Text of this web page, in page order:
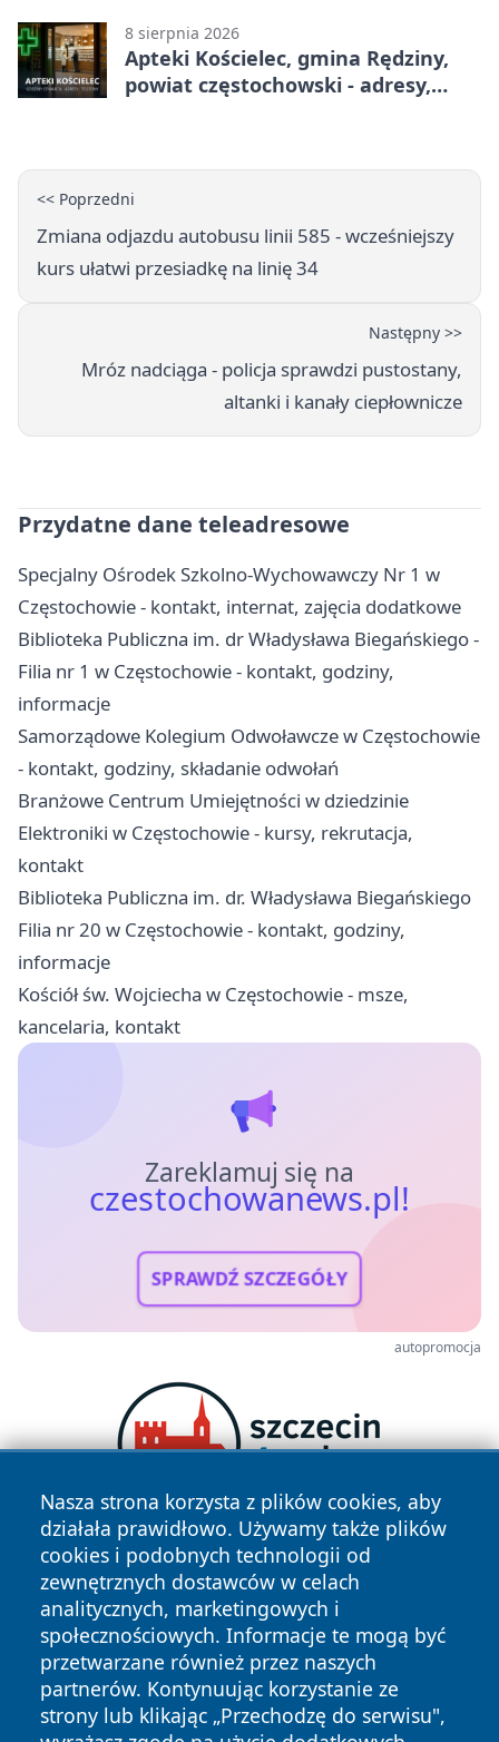
8 sierpnia 2026
Apteki Kościelec, gmina Rędziny,
powiat częstochowski - adresy,
<< Poprzedni
Zmiana odjazdu autobusu linii 585 - wcześniejszy
kurs ułatwi przesiadkę na linię 34
Następny >>
Mróz nadciąga - policja sprawdzi pustostany,
altanki i kanały ciepłownicze
Przydatne dane teleadresowe
Specjalny Ośrodek Szkolno-Wychowawczy Nr 1 w
Częstochowie - kontakt, internat, zajęcia dodatkowe
Biblioteka Publiczna im. dr Władysława Biegańskiego -
Filia nr 1 w Częstochowie - kontakt, godziny,
informacje
Samorządowe Kolegium Odwoławcze w Częstochowie
- kontakt, godziny, składanie odwołań
Branżowe Centrum Umiejętności w dziedzinie
Elektroniki w Częstochowie - kursy, rekrutacja,
kontakt
Biblioteka Publiczna im. dr. Władysława Biegańskiego
Filia nr 20 w Częstochowie - kontakt, godziny,
informacje
Kościół św. Wojciecha w Częstochowie - msze,
kancelaria, kontakt
Zareklamuj się na
czestochowanews.pl!
SPRAWDŹ SZCZEGÓŁY
autopromocja
Nasza strona korzysta z plików cookies, aby
działała prawidłowo. Używamy także plików
cookies i podobnych technologii od
zewnętrznych dostawców w celach
analitycznych, marketingowych i
społecznościowych. Informacje te mogą być
przetwarzane również przez naszych
partnerów. Kontynuując korzystanie ze
strony lub klikając „Przechodzę do serwisu",
Copyright © 2026 czestochowanews.pl Wszystkie prawa
zastrzeżone.